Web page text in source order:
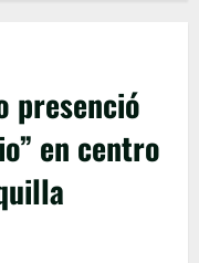
presenció
en centro